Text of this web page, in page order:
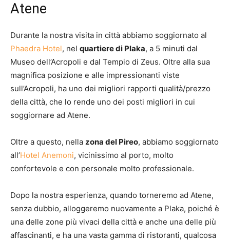
Atene
Durante la nostra visita in città abbiamo soggiornato al
Phaedra Hotel, nel quartiere di Plaka, a 5 minuti dal
Museo dell’Acropoli e dal Tempio di Zeus. Oltre alla sua
magnifica posizione e alle impressionanti viste
sull’Acropoli, ha uno dei migliori rapporti qualità/prezzo
della città, che lo rende uno dei posti migliori in cui
soggiornare ad Atene.
Oltre a questo, nella zona del Pireo, abbiamo soggiornato
all’Hotel Anemoni, vicinissimo al porto, molto
confortevole e con personale molto professionale.
Dopo la nostra esperienza, quando torneremo ad Atene,
senza dubbio, alloggeremo nuovamente a Plaka, poiché è
una delle zone più vivaci della città e anche una delle più
affascinanti, e ha una vasta gamma di ristoranti, qualcosa